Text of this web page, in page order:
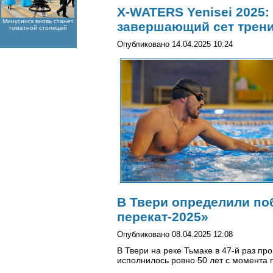
X-WATERS Yenisei
завершающий сет
Опубликовано 14.04.2025 10:24
В Твери определили
перекат-2025»
Опубликовано 08.04.2025 12:08
В Твери на реке Тьмаке в 47-й раз
исполнилось ровно 50 лет с момента
Минусинск вновь станет
томатной столицей